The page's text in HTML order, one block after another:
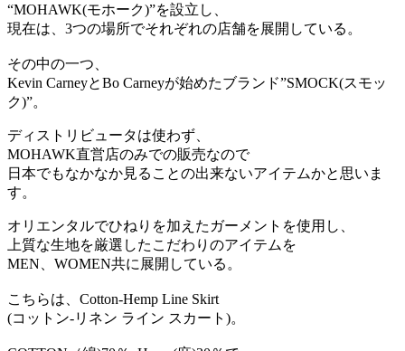
“MOHAWK(モホーク)”を設立し、
現在は、3つの場所でそれぞれの店舗を展開している。
その中の一つ、
Kevin CarneyとBo Carneyが始めたブランド”SMOCK(スモッ
ク)”。
ディストリビュータは使わず、
MOHAWK直営店のみでの販売なので
日本でもなかなか見ることの出来ないアイテムかと思いま
す。
オリエンタルでひねりを加えたガーメントを使用し、
上質な生地を厳選したこだわりのアイテムを
MEN、WOMEN共に展開している。
こちらは、Cotton-Hemp Line Skirt
(コットン-リネン ライン スカート)。